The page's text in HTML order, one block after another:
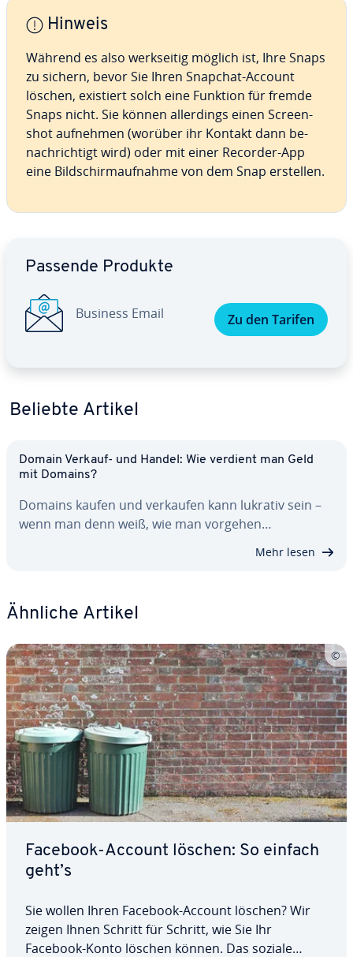
Hinweis
Während es also werk­sei­tig möglich ist, Ihre Snaps
zu sichern, bevor Sie Ihren Snapchat-Account
löschen, existiert solch eine Funktion für fremde
Snaps nicht. Sie können al­ler­dings einen Screen­
shot aufnehmen (worüber ihr Kontakt dann be­
nach­rich­tigt wird) oder mit einer Recorder-App
eine Bild­schirm­auf­nah­me von dem Snap erstellen.
Passende Produkte
Business Email Zu den Tarifen
Beliebte Artikel
Domain Verkauf- und Handel: Wie verdient man Geld
mit Domains?
Domains kaufen und verkaufen kann lukrativ sein –
wenn man denn weiß, wie man vorgehen…
Mehr lesen
Ähnliche Artikel
Facebook-Account löschen: So einfach
geht’s
Sie wollen Ihren Facebook-Account löschen? Wir
zeigen Ihnen Schritt für Schritt, wie Sie Ihr
Facebook-Konto löschen können. Das soziale